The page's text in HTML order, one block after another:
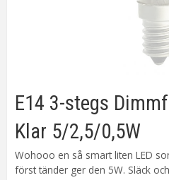
E14 3-stegs
Klar 5/2,5/0,5W
Wohooo en så smart liten LED
först tänder ger den 5W. Släck